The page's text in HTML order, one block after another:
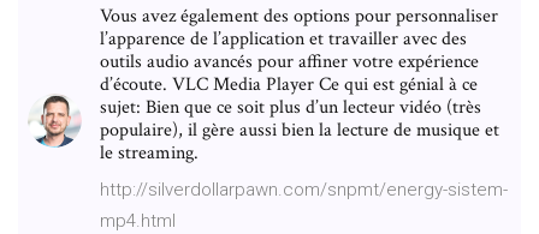
Vous avez également des options pour personnaliser
l’apparence de l’application et travailler avec des
outils audio avancés pour affiner votre expérience
d’écoute. VLC Media Player Ce qui est génial à ce
sujet: Bien que ce soit plus d’un lecteur vidéo (très
populaire), il gère aussi bien la lecture de musique et
le streaming.
http://silverdollarpawn.com/snpmt/energy-sistem-
mp4.html